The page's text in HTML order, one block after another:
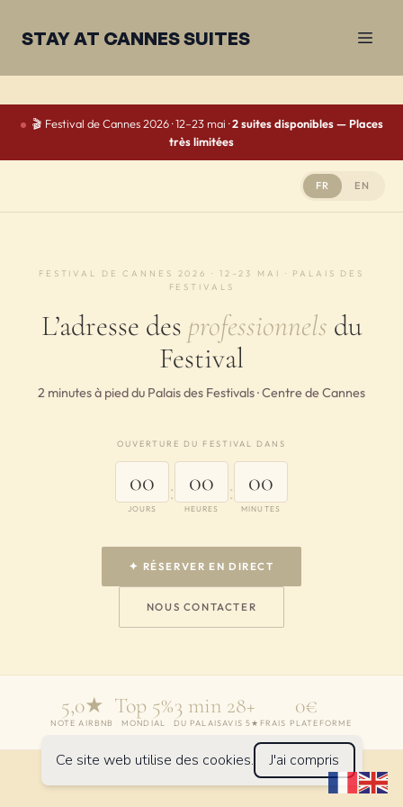
STAY AT CANNES SUITES
🎬 Festival de Cannes 2026 · 12–23 mai ·2 suites disponibles — Places
très limitées
FR EN
FESTIVAL DE CANNES 2026 · 12–23 MAI · PALAIS DES
FESTIVALS
L’adresse des professionnels du
Festival
2 minutes à pied du Palais des Festivals · Centre de Cannes
OUVERTURE DU FESTIVAL DANS
00
JOURS
: 00
HEURES
: 00
MINUTES
✦ RÉSERVER EN DIRECT
NOUS CONTACTER
5,0★
NOTE AIRBNB
Top 5%
MONDIAL
3 min
DU PALAIS
28+
AVIS 5★
0€
FRAIS PLATEFORME
Ce site web utilise des cookies. J'ai compris